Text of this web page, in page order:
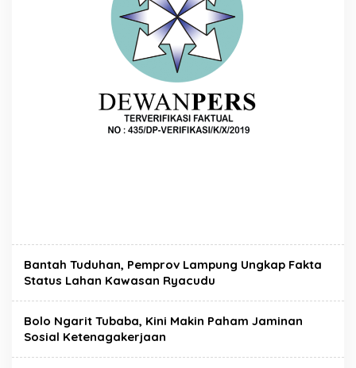
Bantah Tuduhan, Pemprov Lampung Ungkap Fakta
Status Lahan Kawasan Ryacudu
Bolo Ngarit Tubaba, Kini Makin Paham Jaminan
Sosial Ketenagakerjaan